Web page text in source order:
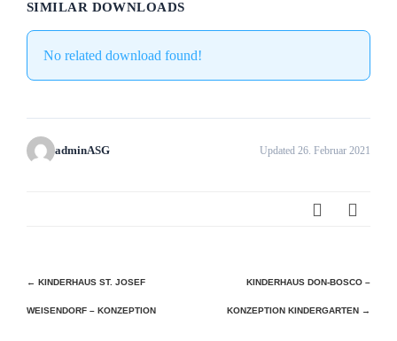
SIMILAR DOWNLOADS
No related download found!
adminASG Updated 26. Februar 2021
Beitragsnavigation
← KINDERHAUS ST. JOSEF
WEISENDORF – KONZEPTION
KINDERHAUS DON-BOSCO –
KONZEPTION KINDERGARTEN →